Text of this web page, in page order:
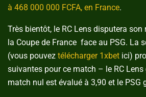
à 468 000 000 FCFA, en France.
Très bientôt, le RC Lens disputera
la Coupe de France face au PSG. La
(vous pouvez télécharger 1xbet ici)
suivantes pour ce match – le RC Lens
match nul est évalué à 3,90 et le PSG